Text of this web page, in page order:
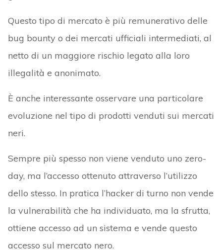
Questo tipo di mercato è più remunerativo delle
bug bounty o dei mercati ufficiali intermediati, al
netto di un maggiore rischio legato alla loro
illegalità e anonimato.
È anche interessante osservare una particolare
evoluzione nel tipo di prodotti venduti sui mercati
neri.
Sempre più spesso non viene venduto uno zero-
day, ma l’accesso ottenuto attraverso l’utilizzo
dello stesso. In pratica l’hacker di turno non vende
la vulnerabilità che ha individuato, ma la sfrutta,
ottiene accesso ad un sistema e vende questo
accesso sul mercato nero.